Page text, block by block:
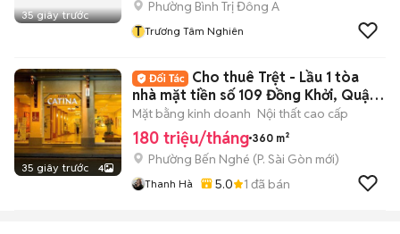
35 giây trước
Phường Bình Trị Đông A
T Trương Tâm Nghiên
35 giây trước 4
Cho thuê Trệt - Lầu 1 tòa
nhà mặt tiền số 109 Đồng Khởi, Quận
1
Mặt bằng kinh doanh Nội thất cao cấp
180 triệu/tháng 360 m²
Phường Bến Nghé (P. Sài Gòn mới)
Thanh Hà 5.0 1 đã bán